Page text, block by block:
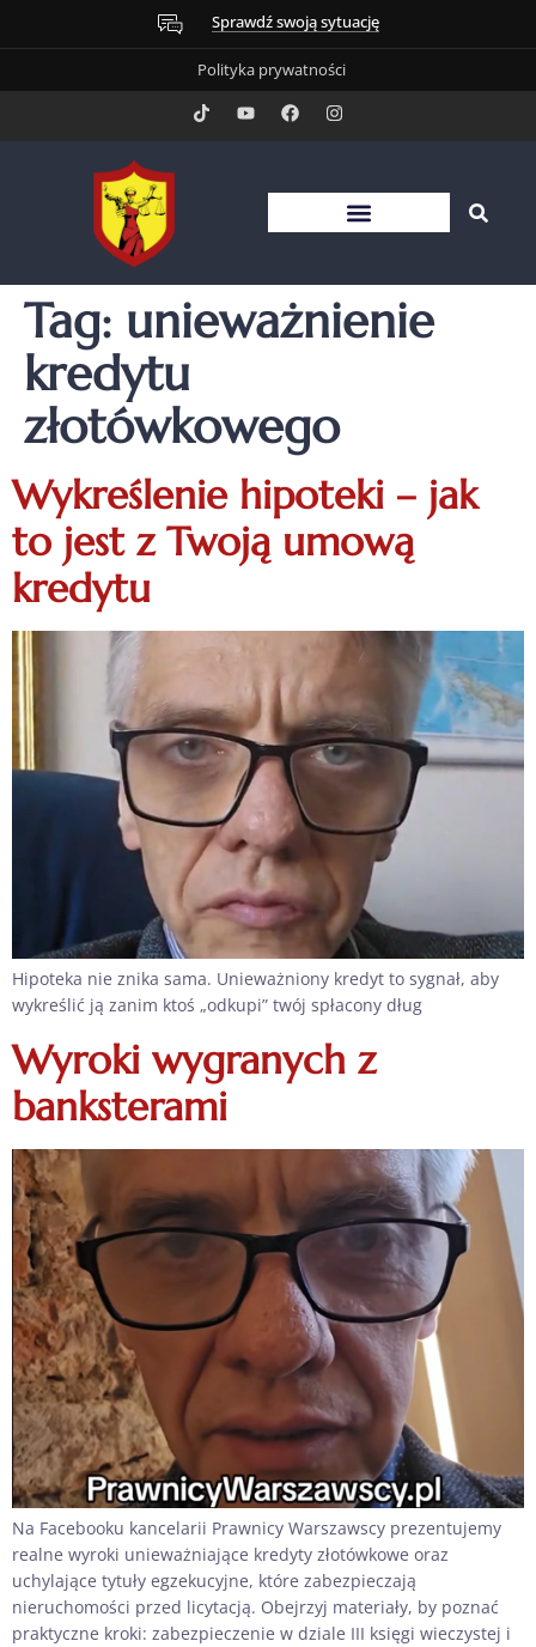
Sprawdź swoją sytuację
Polityka prywatności
Tag: unieważnienie
kredytu
złotówkowego
Wykreślenie hipoteki – jak
to jest z Twoją umową
kredytu
Hipoteka nie znika sama. Unieważniony kredyt to sygnał, aby
wykreślić ją zanim ktoś „odkupi” twój spłacony dług
Wyroki wygranych z
banksterami
Na Facebooku kancelarii Prawnicy Warszawscy prezentujemy
realne wyroki unieważniające kredyty złotówkowe oraz
uchylające tytuły egzekucyjne, które zabezpieczają
nieruchomości przed licytacją. Obejrzyj materiały, by poznać
praktyczne kroki: zabezpieczenie w dziale III księgi wieczystej i